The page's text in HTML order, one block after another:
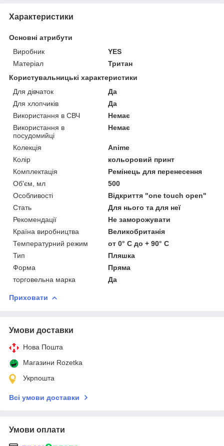
Характеристики
Основні атрибути
Виробник
YES
Матеріал
Тритан
Користувальницькі характеристики
Для дівчаток
Да
Для хлопчиків
Да
Використання в СВЧ
Немає
Використання в
посудомийці
Немає
Колекція
Anime
Колір
кольоровий принт
Комплектація
Ремінець для перенесення
Об'єм, мл
500
Особливості
Відкриття "one touch open"
Стать
Для нього та для неї
Рекомендації
Не заморожувати
Країна виробництва
Великобританія
Температурний режим
от 0° С до + 90° С
Тип
Пляшка
Форма
Пряма
торговельна марка
Да
Приховати
Умови доставки
Нова Пошта
Магазини Rozetka
Укрпошта
Всі умови доставки
Умови оплати